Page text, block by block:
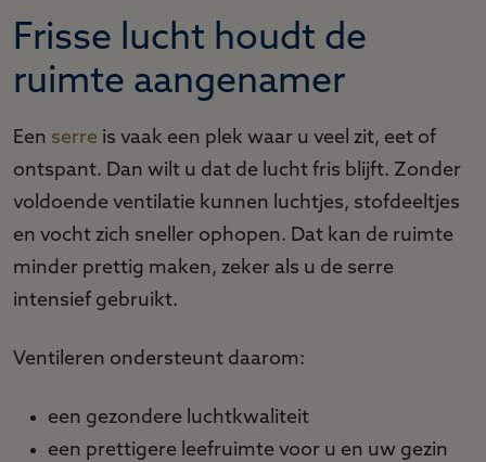
Frisse lucht houdt de
ruimte aangenamer
Een serre is vaak een plek waar u veel zit, eet of
ontspant. Dan wilt u dat de lucht fris blijft. Zonder
voldoende ventilatie kunnen luchtjes, stofdeeltjes
en vocht zich sneller ophopen. Dat kan de ruimte
minder prettig maken, zeker als u de serre
intensief gebruikt.
Ventileren ondersteunt daarom:
een gezondere luchtkwaliteit
een prettigere leefruimte voor u en uw gezin